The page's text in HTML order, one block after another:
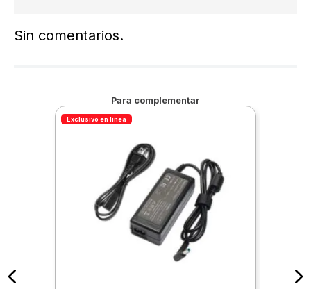
Sin comentarios.
Para complementar
Exclusivo en línea